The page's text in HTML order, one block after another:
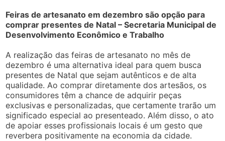
Feiras de artesanato em dezembro são opção para
comprar presentes de Natal – Secretaria Municipal de
Desenvolvimento Econômico e Trabalho
A realização das feiras de artesanato no mês de
dezembro é uma alternativa ideal para quem busca
presentes de Natal que sejam autênticos e de alta
qualidade. Ao comprar diretamente dos artesãos, os
consumidores têm a chance de adquirir peças
exclusivas e personalizadas, que certamente trarão um
significado especial ao presenteado. Além disso, o ato
de apoiar esses profissionais locais é um gesto que
reverbera positivamente na economia da cidade.